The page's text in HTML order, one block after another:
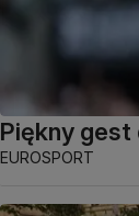
Piękny gest
EUROSPORT